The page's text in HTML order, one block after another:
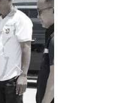
Next